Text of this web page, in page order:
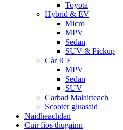
Toyota
Hybrid & EV
Micro
MPV
Sedan
SUV & Pickup
Càr ICE
MPV
Sedan
SUV
Carbad Malairteach
Scooter gluasaid
Naidheachdan
Cuir fios thugainn